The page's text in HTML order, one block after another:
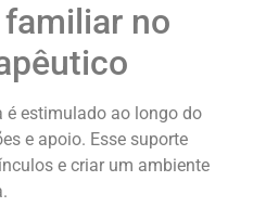
no
estimulado ao longo do
e apoio. Esse suporte
e criar um ambiente